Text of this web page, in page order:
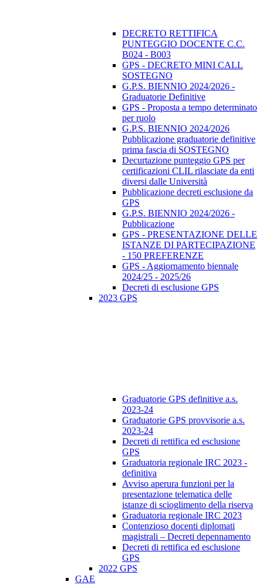
DECRETO RETTIFICA
PUNTEGGIO DOCENTE C.C.
B024 - B003
GPS - DECRETO MINI CALL
SOSTEGNO
G.P.S. BIENNIO 2024/2026 -
Graduatorie Definitive
GPS - Proposta a tempo determinato
per ruolo
G.P.S. BIENNIO 2024/2026
Pubblicazione graduatorie definitive
prima fascia di SOSTEGNO
Decurtazione punteggio GPS per
certificazioni CLIL rilasciate da enti
diversi dalle Università
Pubblicazione decreti esclusione da
GPS
G.P.S. BIENNIO 2024/2026 -
Pubblicazione
GPS - PRESENTAZIONE DELLE
ISTANZE DI PARTECIPAZIONE
- 150 PREFERENZE
GPS - Aggiornamento biennale
2024/25 - 2025/26
Decreti di esclusione GPS
2023 GPS
Graduatorie GPS definitive a.s.
2023-24
Graduatorie GPS provvisorie a.s.
2023-24
Decreti di rettifica ed esclusione
GPS
Graduatoria regionale IRC 2023 -
definitiva
Avviso aperura funzioni per la
presentazione telematica delle
istanze di scioglimento della riserva
Graduatoria regionale IRC 2023
Contenzioso docenti diplomati
magistrali – Decreti depennamento
Decreti di rettifica ed esclusione
GPS
2022 GPS
GAE